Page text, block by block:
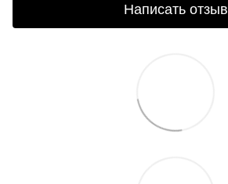
Написать отзыв